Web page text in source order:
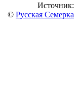
Источник:
© Русская Семерка